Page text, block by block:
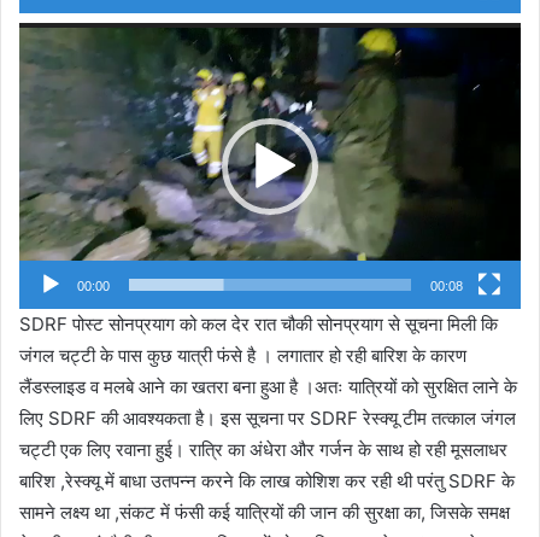
Video
Player
00:00 00:08
SDRF पोस्ट सोनप्रयाग को कल देर रात चौकी सोनप्रयाग से सूचना मिली कि
जंगल चट्टी के पास कुछ यात्री फंसे है । लगातार हो रही बारिश के कारण
लैंडस्लाइड व मलबे आने का खतरा बना हुआ है ।अतः यात्रियों को सुरक्षित लाने के
लिए SDRF की आवश्यकता है। इस सूचना पर SDRF रेस्क्यू टीम तत्काल जंगल
चट्टी एक लिए रवाना हुई। रात्रि का अंधेरा और गर्जन के साथ हो रही मूसलाधर
बारिश ,रेस्क्यू में बाधा उतपन्न करने कि लाख कोशिश कर रही थी परंतु SDRF के
सामने लक्ष्य था ,संकट में फंसी कई यात्रियों की जान की सुरक्षा का, जिसके समक्ष